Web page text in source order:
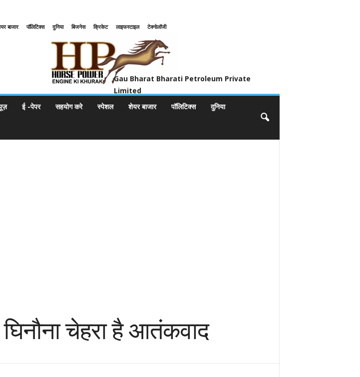
बाजार पॉलिटिक्स दुनिया बिजनेस क्रिकेट लाइफस्टाइल
टेक्नोलॉजी
Gau Bharat Bharati Petroleum Private
Limited
ई -पेपर सहयोग करे स्पेशल शेयर बाजार पॉलिटिक्स दुनिया
चेहरा है आतंकवाद